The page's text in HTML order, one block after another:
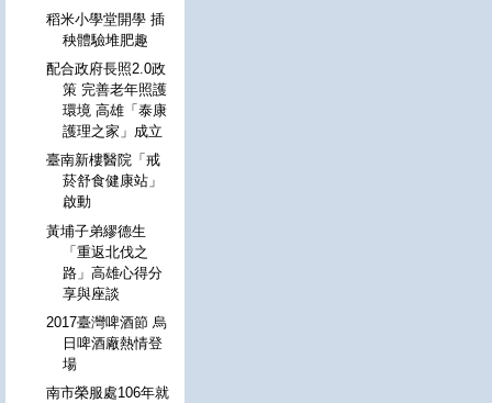
稻米小學堂開學 插
秧體驗堆肥趣
配合政府長照2.0政
策 完善老年照護
環境 高雄「泰康
護理之家」成立
臺南新樓醫院「戒
菸舒食健康站」
啟動
黃埔子弟繆德生
「重返北伐之
路」高雄心得分
享與座談
2017臺灣啤酒節 烏
日啤酒廠熱情登
場
南市榮服處106年就